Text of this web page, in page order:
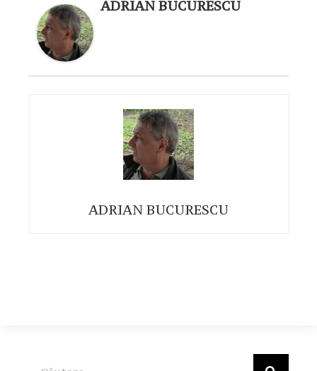
ADRIAN BUCURESCU
ADRIAN BUCURESCU